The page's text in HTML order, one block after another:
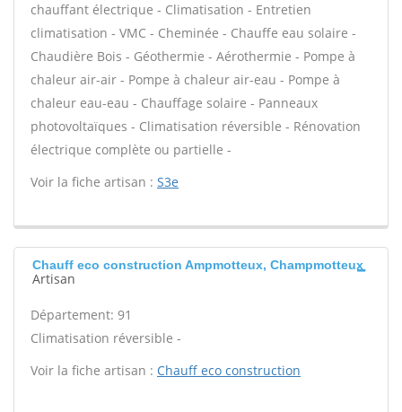
chauffant électrique - Climatisation - Entretien
climatisation - VMC - Cheminée - Chauffe eau solaire -
Chaudière Bois - Géothermie - Aérothermie - Pompe à
chaleur air-air - Pompe à chaleur air-eau - Pompe à
chaleur eau-eau - Chauffage solaire - Panneaux
photovoltaïques - Climatisation réversible - Rénovation
électrique complète ou partielle -
Voir la fiche artisan : S3e
Chauff eco construction Ampmotteux, Champmotteux
Artisan
Département: 91
Climatisation réversible -
Voir la fiche artisan : Chauff eco construction